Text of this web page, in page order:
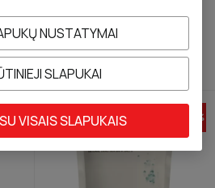
Produkto tipas
Rūšiuoti pagal
-40% %
NUSTATYMAI
SLAPUKAI
VISAIS SLAPUKAIS